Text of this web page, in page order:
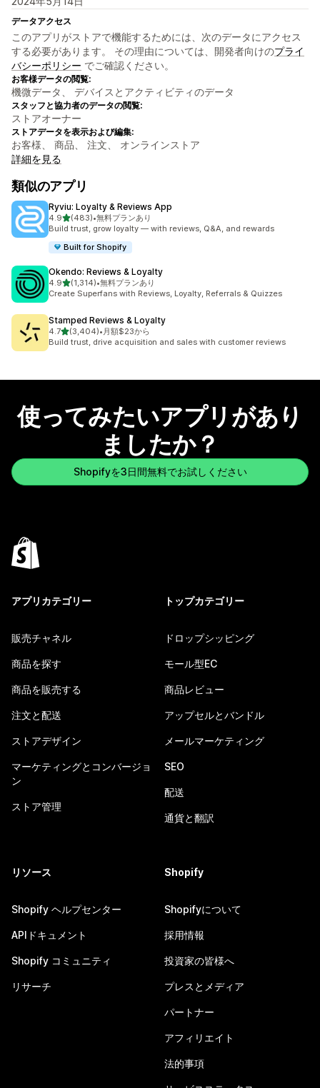
データアクセス
このアプリがストアで機能するためには、次のデータにアクセス
する必要があります。 その理由については、開発者向けのプライ
バシーポリシー でご確認ください。
お客様データの閲覧:
機微データ、 デバイスとアクティビティのデータ
スタッフと協力者のデータの閲覧:
ストアオーナー
ストアデータを表示および編集:
お客様、 商品、 注文、 オンラインストア
詳細を見る
類似のアプリ
Ryviu: Loyalty & Reviews App
4.95つ星中
(483)
合計レビュー数：483件
•無料プランあり
Build trust, grow loyalty — with reviews, Q&A, and rewards
Built for Shopify
Okendo: Reviews & Loyalty
4.95つ星中
(1,314)
合計レビュー数：1314件
•無料プランあり
Create Superfans with Reviews, Loyalty, Referrals & Quizzes
Stamped Reviews & Loyalty
4.75つ星中
(3,404)
合計レビュー数：3404件
• 月額$23から
Build trust, drive acquisition and sales with customer reviews
使ってみたいアプリがあり
ましたか？
Shopifyを3日間無料でお試しください
アプリカテゴリー
販売チャネル
商品を探す
商品を販売する
注文と配送
ストアデザイン
マーケティングとコンバージョ
ン
ストア管理
トップカテゴリー
ドロップシッピング
モール型EC
商品レビュー
アップセルとバンドル
メールマーケティング
SEO
配送
通貨と翻訳
リソース
Shopify ヘルプセンター
APIドキュメント
Shopify コミュニティ
リサーチ
Shopify
Shopifyについて
採用情報
投資家の皆様へ
プレスとメディア
パートナー
アフィリエイト
法的事項